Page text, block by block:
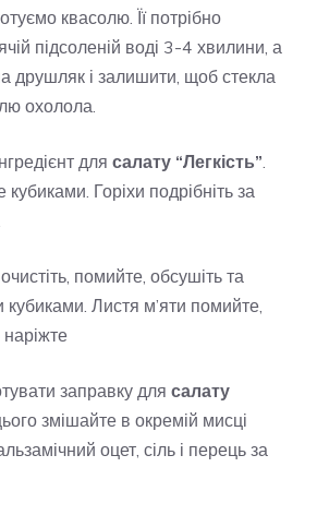
квасолю. Її потрібно
підсоленій воді 3-4 хвилини, а
друшляк і залишити, щоб стекла
охолола.
для салату “Легкість”
Горіхи подрібніть за
помийте, обсушіть та
кубиками. Листя м’яти помийте,
наріжте
заправку для салату
змішайте в окремій мисці
оцет, сіль і перець за